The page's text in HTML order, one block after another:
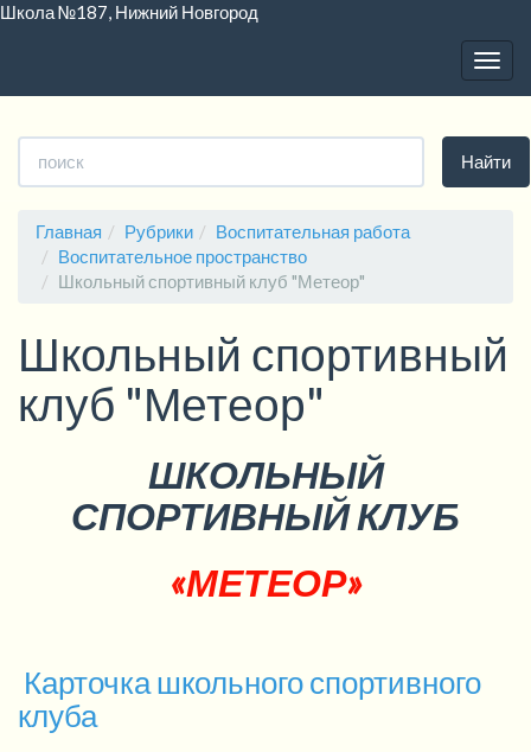
Школа №187, Нижний Новгород
Размер шрифта:
A A
Найти
Главная Рубрики
Воспитательная работа
Воспитательное пространство
Школьный спортивный клуб "Метеор"
Школьный спортивный
клуб "Метеор"
ШКОЛЬНЫЙ
СПОРТИВНЫЙ КЛУБ
«МЕТЕОР»
Карточка школьного спортивного
клуба